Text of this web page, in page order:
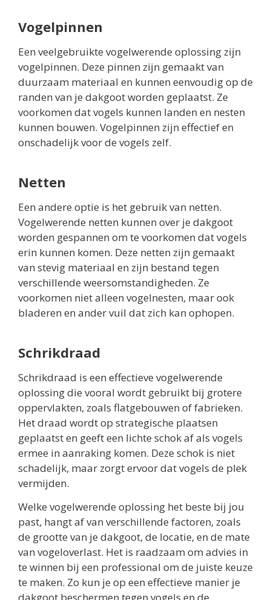
Vogelpinnen
Een veelgebruikte vogelwerende oplossing zijn
vogelpinnen. Deze pinnen zijn gemaakt van
duurzaam materiaal en kunnen eenvoudig op de
randen van je dakgoot worden geplaatst. Ze
voorkomen dat vogels kunnen landen en nesten
kunnen bouwen. Vogelpinnen zijn effectief en
onschadelijk voor de vogels zelf.
Netten
Een andere optie is het gebruik van netten.
Vogelwerende netten kunnen over je dakgoot
worden gespannen om te voorkomen dat vogels
erin kunnen komen. Deze netten zijn gemaakt
van stevig materiaal en zijn bestand tegen
verschillende weersomstandigheden. Ze
voorkomen niet alleen vogelnesten, maar ook
bladeren en ander vuil dat zich kan ophopen.
Schrikdraad
Schrikdraad is een effectieve vogelwerende
oplossing die vooral wordt gebruikt bij grotere
oppervlakten, zoals flatgebouwen of fabrieken.
Het draad wordt op strategische plaatsen
geplaatst en geeft een lichte schok af als vogels
ermee in aanraking komen. Deze schok is niet
schadelijk, maar zorgt ervoor dat vogels de plek
vermijden.
Welke vogelwerende oplossing het beste bij jou
past, hangt af van verschillende factoren, zoals
de grootte van je dakgoot, de locatie, en de mate
van vogeloverlast. Het is raadzaam om advies in
te winnen bij een professional om de juiste keuze
te maken. Zo kun je op een effectieve manier je